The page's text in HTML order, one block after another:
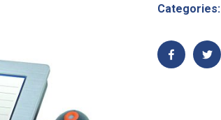
Categories: